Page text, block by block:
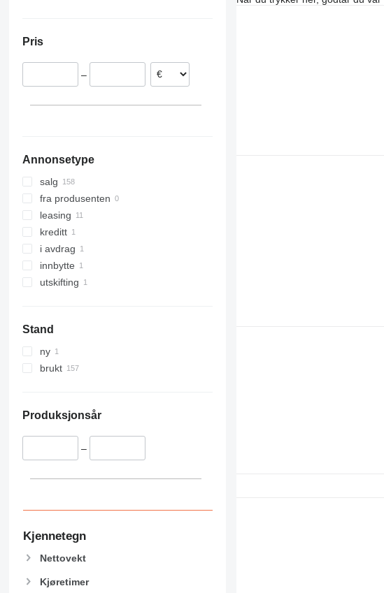
Spania
Romania
Pris
–
Annonsetype
salg
fra produsenten
leasing
kreditt
i avdrag
innbytte
utskifting
Stand
ny
brukt
Produksjonsår
–
Kjennetegn
Nettovekt
Kjøretimer